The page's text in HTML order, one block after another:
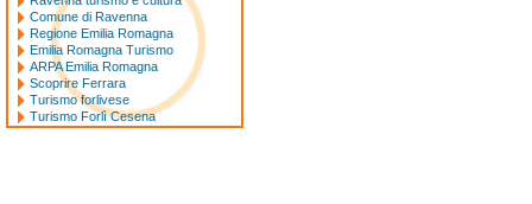
Comune di Ravenna
Regione Emilia Romagna
Emilia Romagna Turismo
ARPA Emilia Romagna
Scoprire Ferrara
Turismo forlivese
Turismo Forlì Cesena